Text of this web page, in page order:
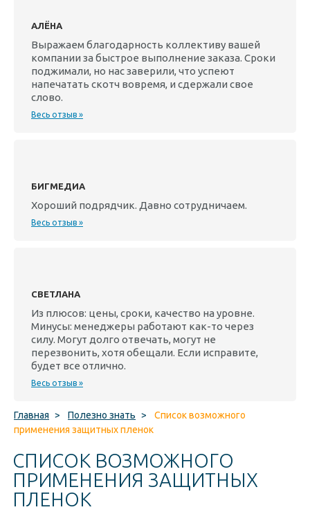
АЛЁНА
Выражаем благодарность коллективу вашей
компании за быстрое выполнение заказа. Сроки
поджимали, но нас заверили, что успеют
напечатать скотч вовремя, и сдержали свое
слово.
Весь отзыв »
БИГМЕДИА
Хороший подрядчик. Давно сотрудничаем.
Весь отзыв »
СВЕТЛАНА
Из плюсов: цены, сроки, качество на уровне.
Минусы: менеджеры работают как-то через
силу. Могут долго отвечать, могут не
перезвонить, хотя обещали. Если исправите,
будет все отлично.
Весь отзыв »
Главная > Полезно знать >
Список возможного
применения защитных пленок
СПИСОК ВОЗМОЖНОГО
ПРИМЕНЕНИЯ ЗАЩИТНЫХ
ПЛЕНОК